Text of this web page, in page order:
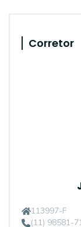
Corretor
113997-F
(11) 98581-